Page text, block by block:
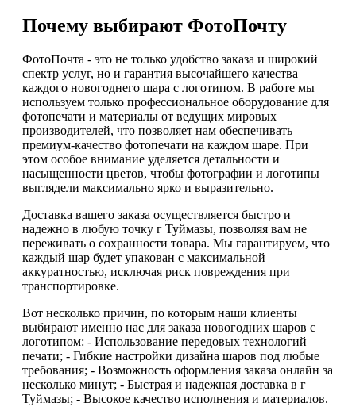
Почему выбирают ФотоПочту
ФотоПочта - это не только удобство заказа и широкий
спектр услуг, но и гарантия высочайшего качества
каждого новогоднего шара с логотипом. В работе мы
используем только профессиональное оборудование для
фотопечати и материалы от ведущих мировых
производителей, что позволяет нам обеспечивать
премиум-качество фотопечати на каждом шаре. При
этом особое внимание уделяется детальности и
насыщенности цветов, чтобы фотографии и логотипы
выглядели максимально ярко и выразительно.
Доставка вашего заказа осуществляется быстро и
надежно в любую точку г Туймазы, позволяя вам не
переживать о сохранности товара. Мы гарантируем, что
каждый шар будет упакован с максимальной
аккуратностью, исключая риск повреждения при
транспортировке.
Вот несколько причин, по которым наши клиенты
выбирают именно нас для заказа новогодних шаров с
логотипом: - Использование передовых технологий
печати; - Гибкие настройки дизайна шаров под любые
требования; - Возможность оформления заказа онлайн за
несколько минут; - Быстрая и надежная доставка в г
Туймазы; - Высокое качество исполнения и материалов.